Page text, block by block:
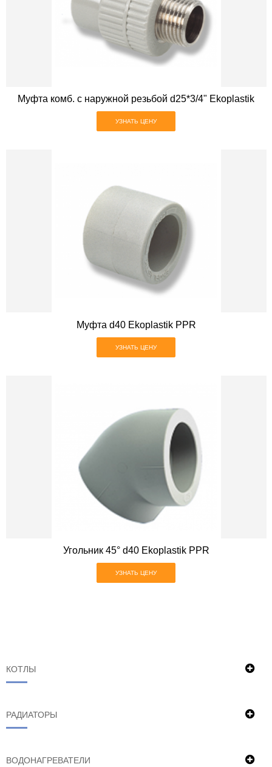
Муфта комб. с наружной резьбой d25*3/4" Ekoplastik
УЗНАТЬ ЦЕНУ
Муфта d40 Ekoplastik PPR
УЗНАТЬ ЦЕНУ
Угольник 45° d40 Ekoplastik PPR
УЗНАТЬ ЦЕНУ
КОТЛЫ
РАДИАТОРЫ
ВОДОНАГРЕВАТЕЛИ